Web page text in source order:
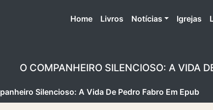
Home(atual)
Livros Notícias Igrejas
O COMPANHEIRO SILENCIOSO: A VIDA
Silencioso: A Vida De Pedro Fabro Em Epub